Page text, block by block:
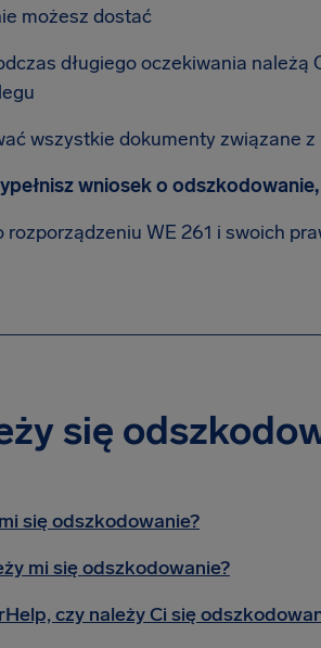
możesz dostać
długiego oczekiwania należą
wszystkie dokumenty związane z
wniosek o
rozporządzeniu WE 261 i swoich
się
się odszkodowanie?
mi się odszkodowanie?
czy należy Ci się